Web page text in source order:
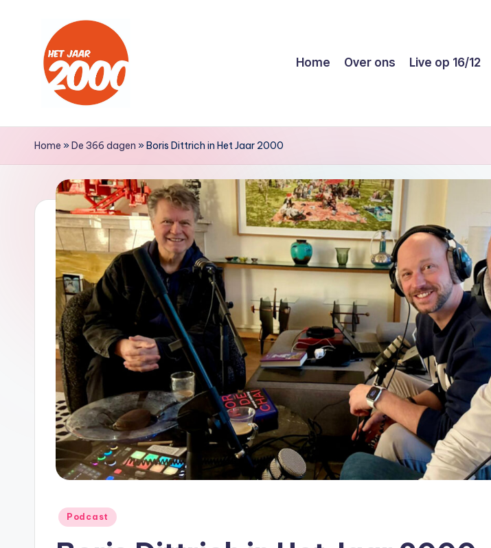
H
e
J
jaar
terug
naar
het
jaar
2000
Home Over ons Live op 16/12
Home »De 366 dagen »Boris Dittrich in Het Jaar 2000
Geplaatst
Podcast